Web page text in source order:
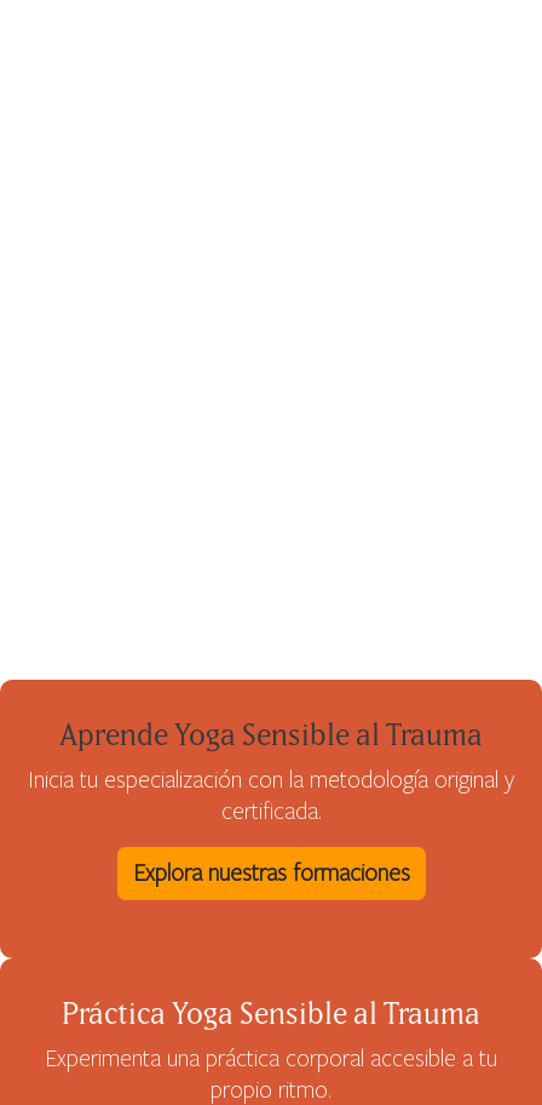
Aprende Yoga Sensible al Trauma
Inicia tu especialización con la metodología original y
certificada.
Explora nuestras formaciones
Práctica Yoga Sensible al Trauma
Experimenta una práctica corporal accesible a tu
propio ritmo.